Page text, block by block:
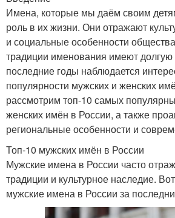
Имена, которые мы даём своим
роль в их жизни. Они отражают
и социальные особенности
традиции именования имеют долгую
последние годы наблюдается
популярности мужских и женских
рассмотрим топ-10 самых
женских имён в России, а также
региональные особенности и
Топ-10 мужских имён в России
Мужские имена в России часто
традиции и культурное наследие.
мужские имена в России за